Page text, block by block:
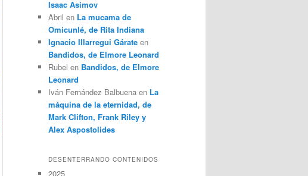
Isaac Asimov
Abril en La mucama de
Omicunlé, de Rita Indiana
Ignacio Illarregui Gárate en
Bandidos, de Elmore Leonard
Rubel en Bandidos, de Elmore
Leonard
Iván Fernández Balbuena en La
máquina de la eternidad, de
Mark Clifton, Frank Riley y
Alex Aspostolides
DESENTERRANDO CONTENIDOS
2025